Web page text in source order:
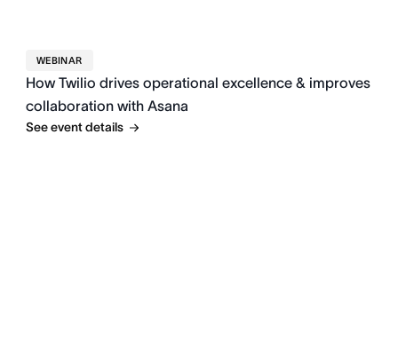
WEBINAR
How Twilio drives operational excellence & improves
collaboration with Asana
See event details